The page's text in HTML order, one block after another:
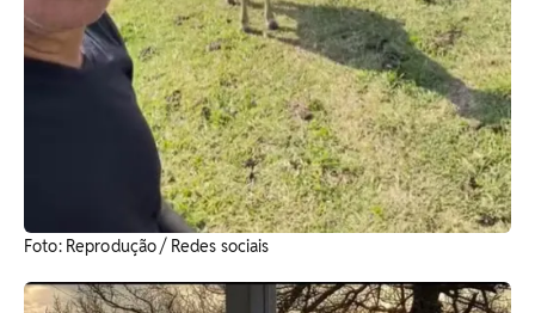
​Foto: Reprodução / Redes sociais